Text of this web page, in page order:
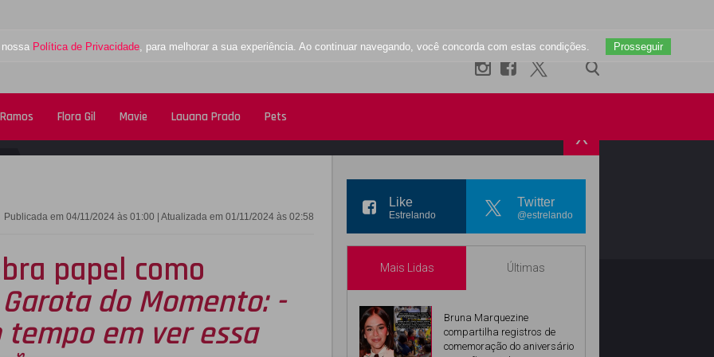
Política de Privacidade, para melhorar a sua experiência. Ao continuar navegando, você concorda com estas condições. Prosseguir
Flora Gil Mavie Lauana Prado Pets
X
Publicada em 04/11/2024 às 01:00 | Atualizada em 01/11/2024 às 02:58
papel como
Garota do Momento: -
em ver essa
Like
Estrelando
Twitter
@estrelando
Mais Lidas Últimas
Bruna Marquezine
compartilha registros de
comemoração do aniversário
INSTAGRAM